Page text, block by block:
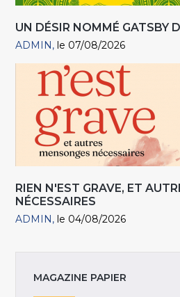
UN DÉSIR NOMMÉ GATSBY
ADMIN le 07/08/2026
RIEN N'EST GRAVE, ET
NÉCESSAIRES
ADMIN le 04/08/2026
MAGAZINE PAPIER